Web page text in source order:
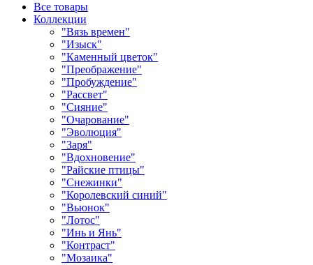
Все товары
Коллекции
"Вязь времен"
"Изыск"
"Каменный цветок"
"Преображение"
"Пробуждение"
"Рассвет"
"Сияние"
"Очарование"
"Эволюция"
"Заря"
"Вдохновение"
"Райские птицы"
"Снежинки"
"Королевский синий"
"Вьюнок"
"Лотос"
"Инь и Янь"
"Контраст"
"Мозаика"